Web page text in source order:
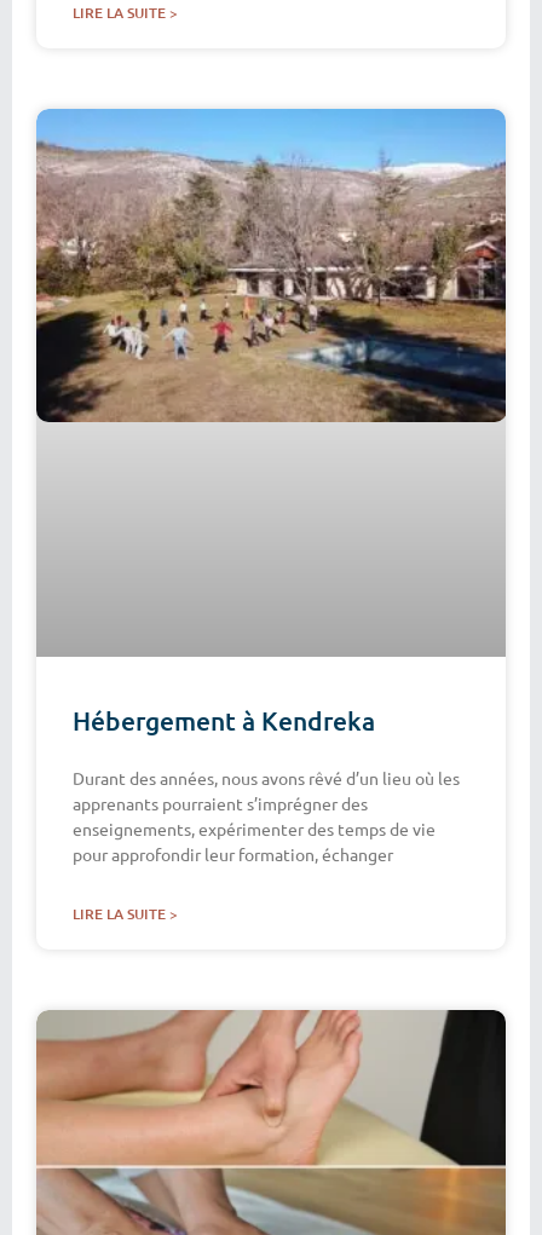
LIRE LA SUITE >
Hébergement à Kendreka
Durant des années, nous avons rêvé d’un lieu où les
apprenants pourraient s’imprégner des
enseignements, expérimenter des temps de vie
pour approfondir leur formation, échanger
LIRE LA SUITE >